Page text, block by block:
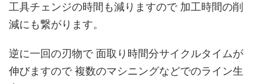
工具チェンジの時間も減りますので 加工時間の削
減にも繋がります。
逆に一回の刃物で 面取り時間分サイクルタイムが
伸びますので 複数のマシニングなどでのライン生